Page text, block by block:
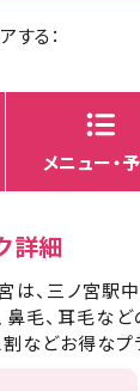
する：
メニュー・
詳細
は、三ノ宮駅
鼻毛、耳毛な
などお得なプ